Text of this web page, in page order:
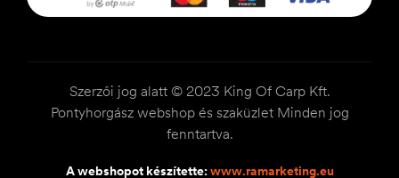
Szerzői jog alatt © 2023 King Of Carp Kft.
Pontyhorgász webshop és szaküzlet Minden jog
fenntartva.
A webshopot készítette:www.ramarketing.eu